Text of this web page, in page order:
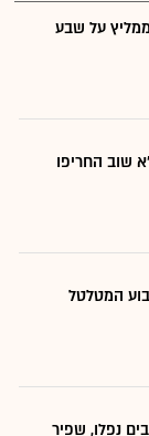
על שבע
שוב החריפו
המטלטל
נפלו, שפיר